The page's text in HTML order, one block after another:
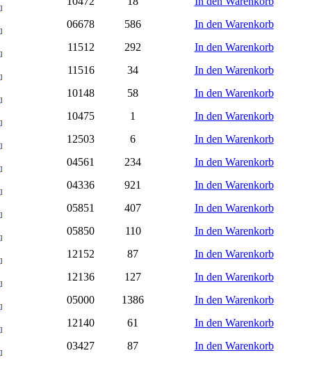
]
]
06678 586
In den Warenkorb
]
11512 292
In den Warenkorb
]
11516 34
In den Warenkorb
]
10148 58
In den Warenkorb
]
10475 1
In den Warenkorb
]
12503 6
In den Warenkorb
]
04561 234
In den Warenkorb
]
04336 921
In den Warenkorb
]
05851 407
In den Warenkorb
]
05850 110
In den Warenkorb
]
12152 87
In den Warenkorb
]
12136 127
In den Warenkorb
]
05000 1386
In den Warenkorb
]
12140 61
In den Warenkorb
]
03427 87 In den Warenkorb